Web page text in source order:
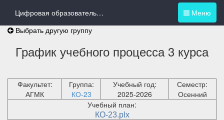
Меню
Цифровая образовательная среда
Выбрать другую группу
График учебного процесса 3 курса
Факультет:
АГМК
Группа:
КО-23
Учебный год:
2025-2026
Семестр:
Осенний
Учебный план:
КО-23.plx